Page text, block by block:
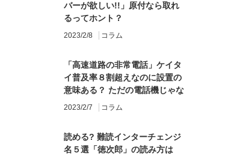
バーが欲しい!!」原付なら取れ
るってホント？
2023/2/8 コラム
「高速道路の非常電話」ケイタ
イ普及率８割超えなのに設置の
意味ある？ ただの電話機じゃな
かった!! びっくり機能を知る
2023/2/7 コラム
読める? 難読インターチェンジ
名５選「徳次郎」の読み方は